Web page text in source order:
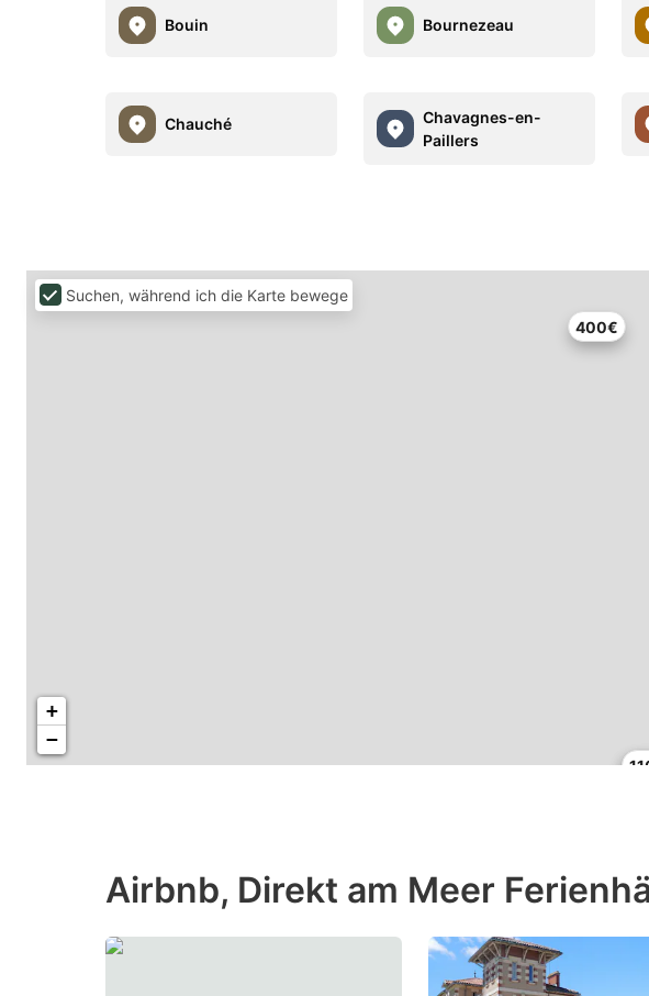
Bouin Bournezeau
Chauché
Chavagnes-en-
Paillers
400€
+
−
Suchen, während ich die Karte bewege
Airbnb, Direkt am Meer